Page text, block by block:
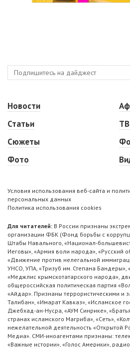
Новости
Статьи
Сюжеты
Фото
Условия использования веб-сайта и
персональных данных
Политика использования cookies
Для читателей: В России признаны
организации ФБК (Фонд борьбы с
Штабы Навального, «Национал-
Иеговы», «Армия воли народа», «Русский
«Движение против нелегальной
УНСО, УПА, «Тризуб им. Степана Бандеры»,
«Меджлис крымскотатарского народа»,
общероссийская политическая партия
«Айдар». Признаны террористическими
Талибан», «Имарат Кавказ», «Исламское
Джебхад-ан-Нусра, «АУМ Синрике»,
странах исламского Магриба», «Сеть»,
нежелательной деятельность «Открытой
Медиа». СМИ-иноагентами признаны:
«Важные истории», «Голос Америки»,